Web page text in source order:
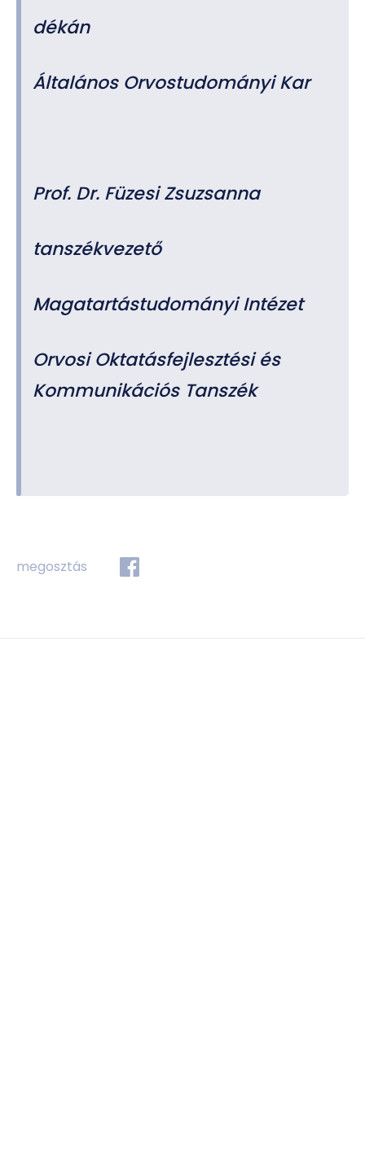
dékán
Általános Orvostudományi Kar
Prof. Dr. Füzesi Zsuzsanna
tanszékvezető
Magatartástudományi Intézet
Orvosi Oktatásfejlesztési és
Kommunikációs Tanszék
megosztás